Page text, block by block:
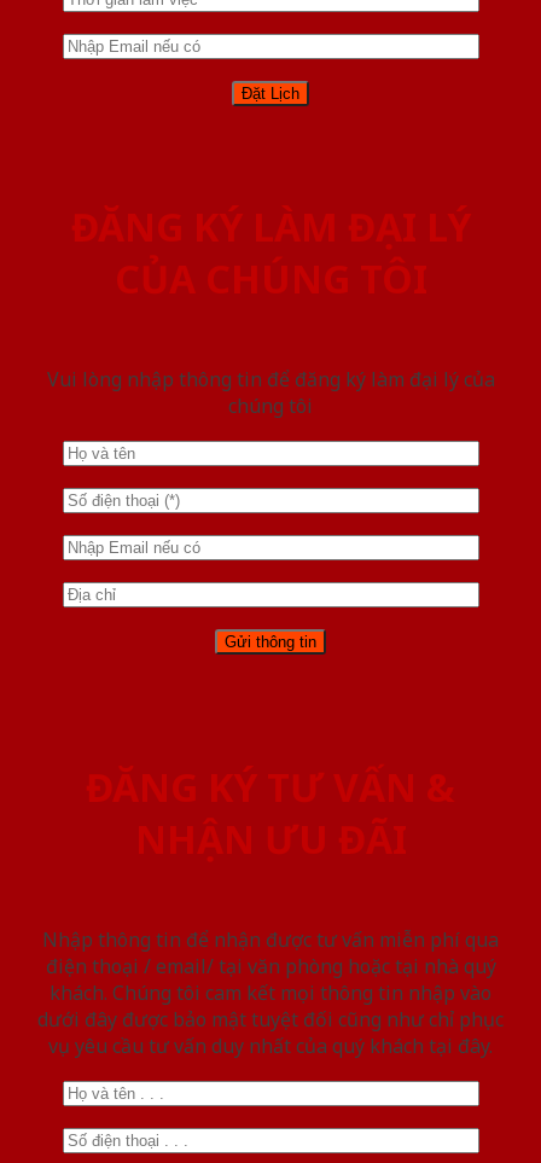
ĐĂNG KÝ LÀM ĐẠI LÝ
CỦA CHÚNG TÔI
Vui lòng nhập thông tin để đăng ký làm đại lý của
chúng tôi
ĐĂNG KÝ TƯ VẤN &
NHẬN ƯU ĐÃI
Nhập thông tin để nhận được tư vấn miễn phí qua
điện thoại / email/ tại văn phòng hoặc tại nhà quý
khách. Chúng tôi cam kết mọi thông tin nhập vào
dưới đây được bảo mật tuyệt đối cũng như chỉ phục
vụ yêu cầu tư vấn duy nhất của quý khách tại đây.